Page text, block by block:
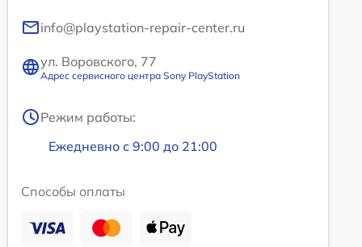
info@playstation-repair-center.ru
ул. Воровского, 77
Адрес сервисного центра Sony PlayStation
Режим работы:
Ежедневно с 9:00 до 21:00
Способы оплаты